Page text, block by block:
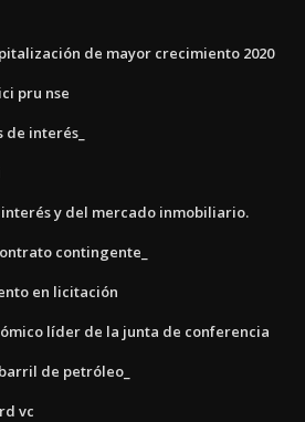
de mayor crecimiento 2020
pru nse
interés_
y del mercado inmobiliario.
contingente_
en licitación
líder de la junta de conferencia
de petróleo_
vc